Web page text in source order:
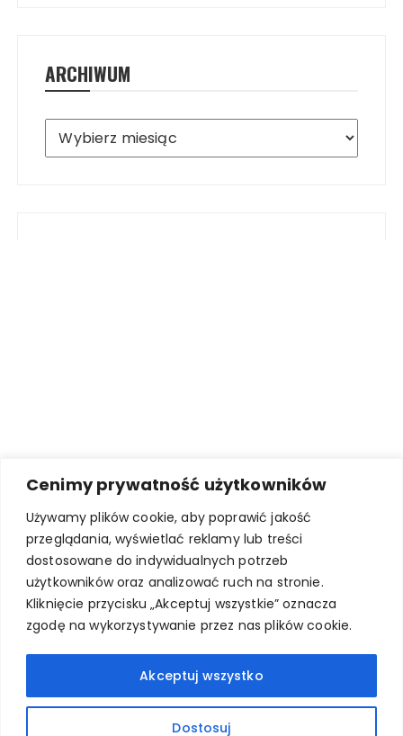
Cenimy prywatność użytkowników
Używamy plików cookie, aby poprawić jakość
przeglądania, wyświetlać reklamy lub treści
dostosowane do indywidualnych potrzeb
użytkowników oraz analizować ruch na stronie.
Kliknięcie przycisku „Akceptuj wszystkie” oznacza
zgodę na wykorzystywanie przez nas plików cookie.
Dostosuj
Akceptuj wszystko
ARCHIWUM
Archiwum